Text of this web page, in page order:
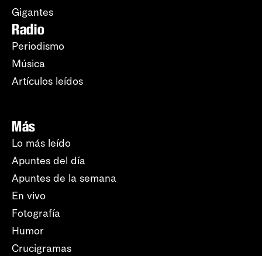
Gigantes
Radio
Periodismo
Música
Artículos leídos
Más
Lo más leído
Apuntes del día
Apuntes de la semana
En vivo
Fotografía
Humor
Crucigramas